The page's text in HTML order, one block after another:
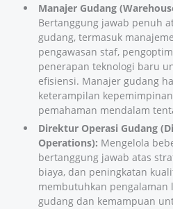
Manajer Gudang
Bertanggung jawab penuh
gudang, termasuk
pengawasan staf,
penerapan teknologi baru
efisiensi. Manajer gudang
keterampilan
pemahaman mendalam
Direktur Operasi Gudang
Operations): Mengelola
bertanggung jawab atas
biaya, dan peningkatan
membutuhkan pengalaman
gudang dan kemampuan